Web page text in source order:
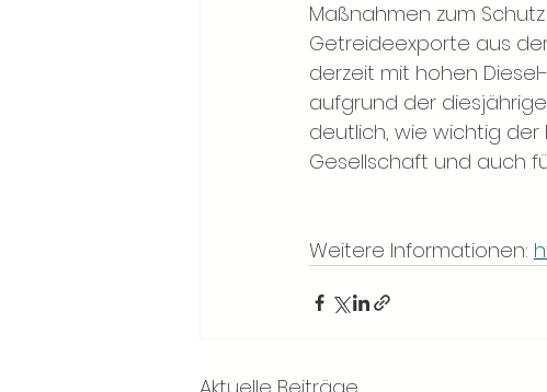
Maßnahmen zum
Getreideexporte aus
derzeit mit hohen
aufgrund der
deutlich, wie wichtig
Gesellschaft und auch
Weitere Informationen: